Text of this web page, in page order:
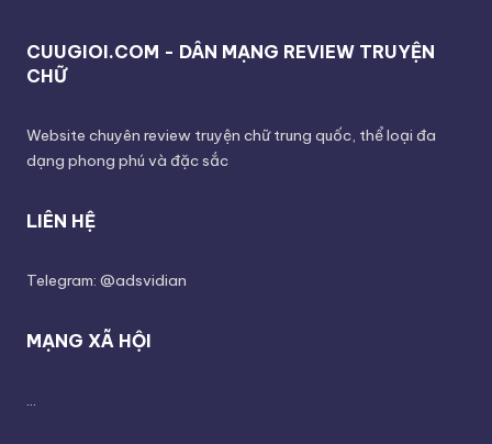
CUUGIOI.COM - DÂN MẠNG REVIEW TRUYỆN
CHỮ
Website chuyên review truyện chữ trung quốc, thể loại đa
dạng phong phú và đặc sắc
LIÊN HỆ
Telegram: @adsvidian
MẠNG XÃ HỘI
...